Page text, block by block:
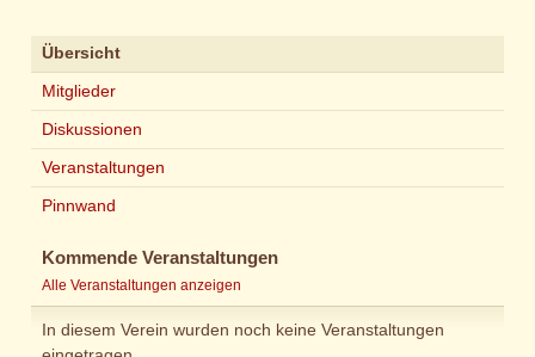
Übersicht
Mitglieder
Diskussionen
Veranstaltungen
Pinnwand
Kommende Veranstaltungen
Alle Veranstaltungen anzeigen
In diesem Verein wurden noch keine Veranstaltungen